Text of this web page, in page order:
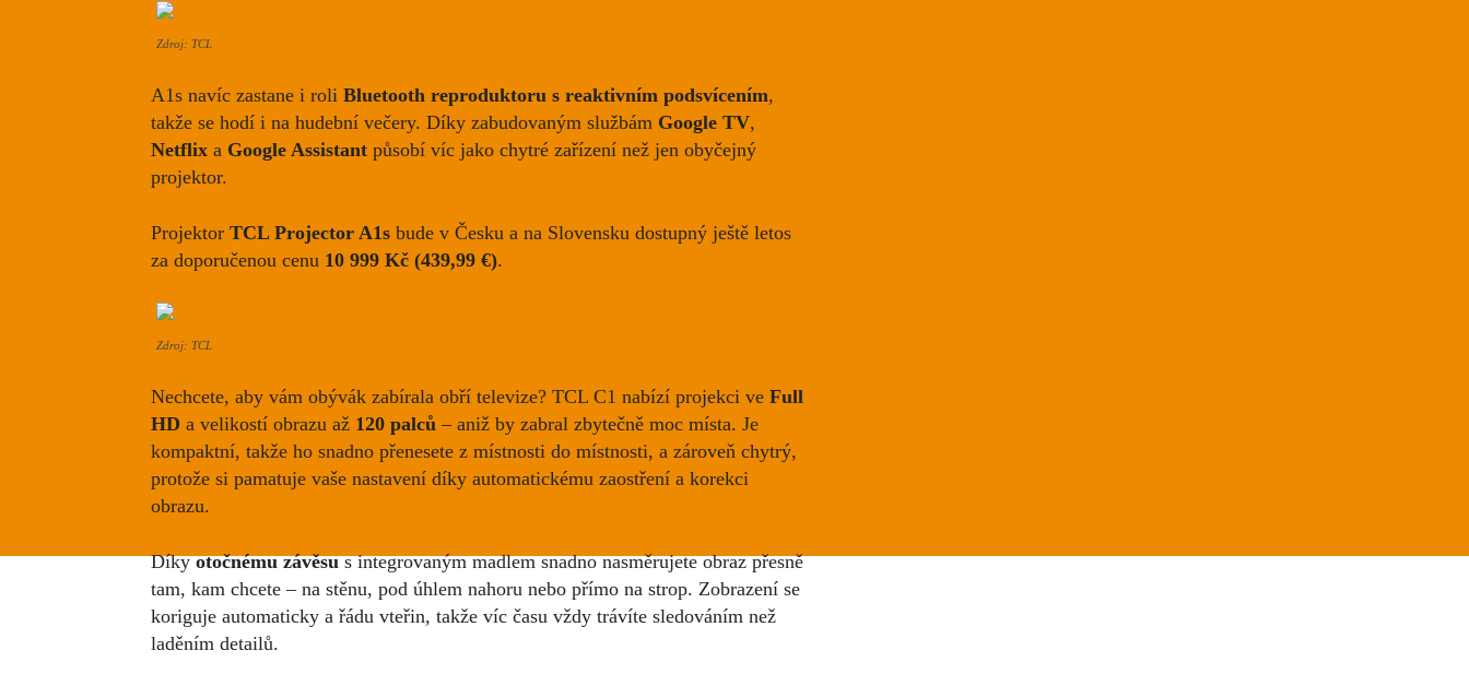
Zdroj: TCL
A1s navíc zastane i roli Bluetooth reproduktoru s reaktivním podsvícením,
takže se hodí i na hudební večery. Díky zabudovaným službám Google TV,
Netflix a Google Assistant působí víc jako chytré zařízení než jen obyčejný
projektor.
Projektor TCL Projector A1s bude v Česku a na Slovensku dostupný ještě letos
za doporučenou cenu 10 999 Kč (439,99 €).
Zdroj: TCL
Nechcete, aby vám obývák zabírala obří televize? TCL C1 nabízí projekci ve Full
HD a velikostí obrazu až 120 palců – aniž by zabral zbytečně moc místa. Je
kompaktní, takže ho snadno přenesete z místnosti do místnosti, a zároveň chytrý,
protože si pamatuje vaše nastavení díky automatickému zaostření a korekci
obrazu.
Díkyotočnému závěsus integrovaným madlem snadno nasměrujete obraz přesně
tam, kam chcete – na stěnu, pod úhlem nahoru nebo přímo na strop. Zobrazení se
koriguje automaticky a řádu vteřin, takže víc času vždy trávíte sledováním než
laděním detailů.